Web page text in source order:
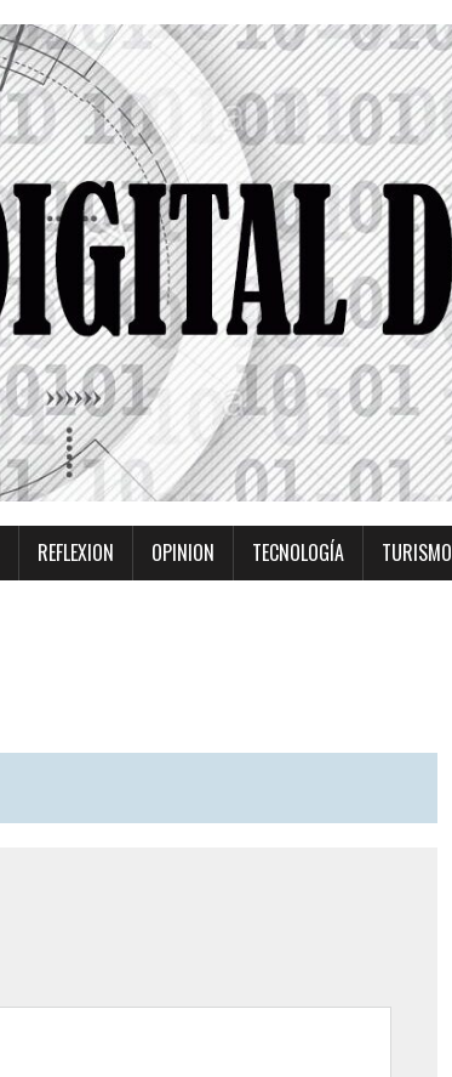
REFLEXION OPINION TECNOLOGÍA TURISMO